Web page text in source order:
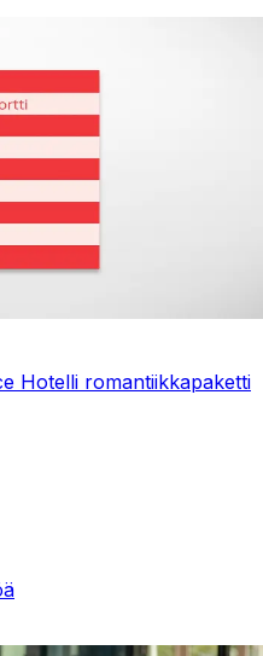
Hotelli romantiikkapaketti